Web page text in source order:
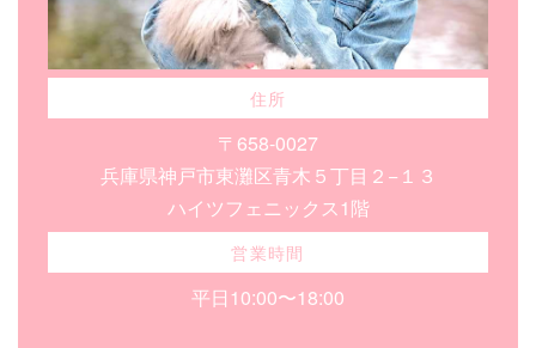
住所
〒658-0027
兵庫県神戸市東灘区青木５丁目２−１３
ハイツフェニックス1階
営業時間
平日10:00〜18:00